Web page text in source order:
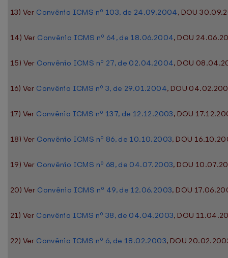
13) Ver Convênio ICMS nº 103, de 24.09.2004, DOU
14) Ver Convênio ICMS nº 64, de 18.06.2004, DOU
15) Ver Convênio ICMS nº 27, de 02.04.2004, DOU
16) Ver Convênio ICMS nº 3, de 29.01.2004, DOU
17) Ver Convênio ICMS nº 137, de 12.12.2003, DOU
18) Ver Convênio ICMS nº 86, de 10.10.2003, DOU
19) Ver Convênio ICMS nº 68, de 04.07.2003, DOU
20) Ver Convênio ICMS nº 49, de 12.06.2003, DOU
21) Ver Convênio ICMS nº 38, de 04.04.2003, DOU
22) Ver Convênio ICMS nº 6, de 18.02.2003, DOU